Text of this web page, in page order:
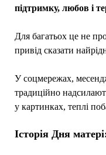
підтримку, любов і
Для багатьох це не
привід сказати
У соцмережах,
традиційно
у картинках, теплі
Історія Дня